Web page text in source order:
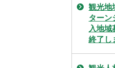
観光地
ターン
入地域
終了し